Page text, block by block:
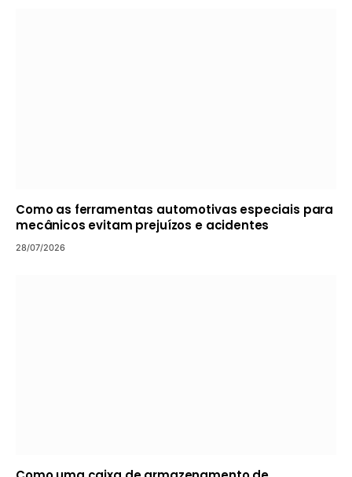
Como as ferramentas automotivas especiais para
mecânicos evitam prejuízos e acidentes
28/07/2026